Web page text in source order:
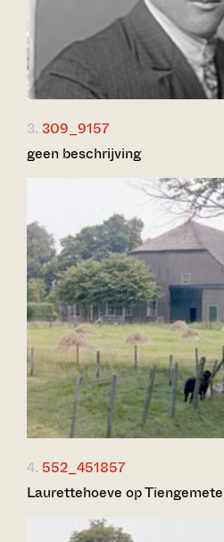
3. 309_9157
geen beschrijving
4. 552_451857
Laurettehoeve op